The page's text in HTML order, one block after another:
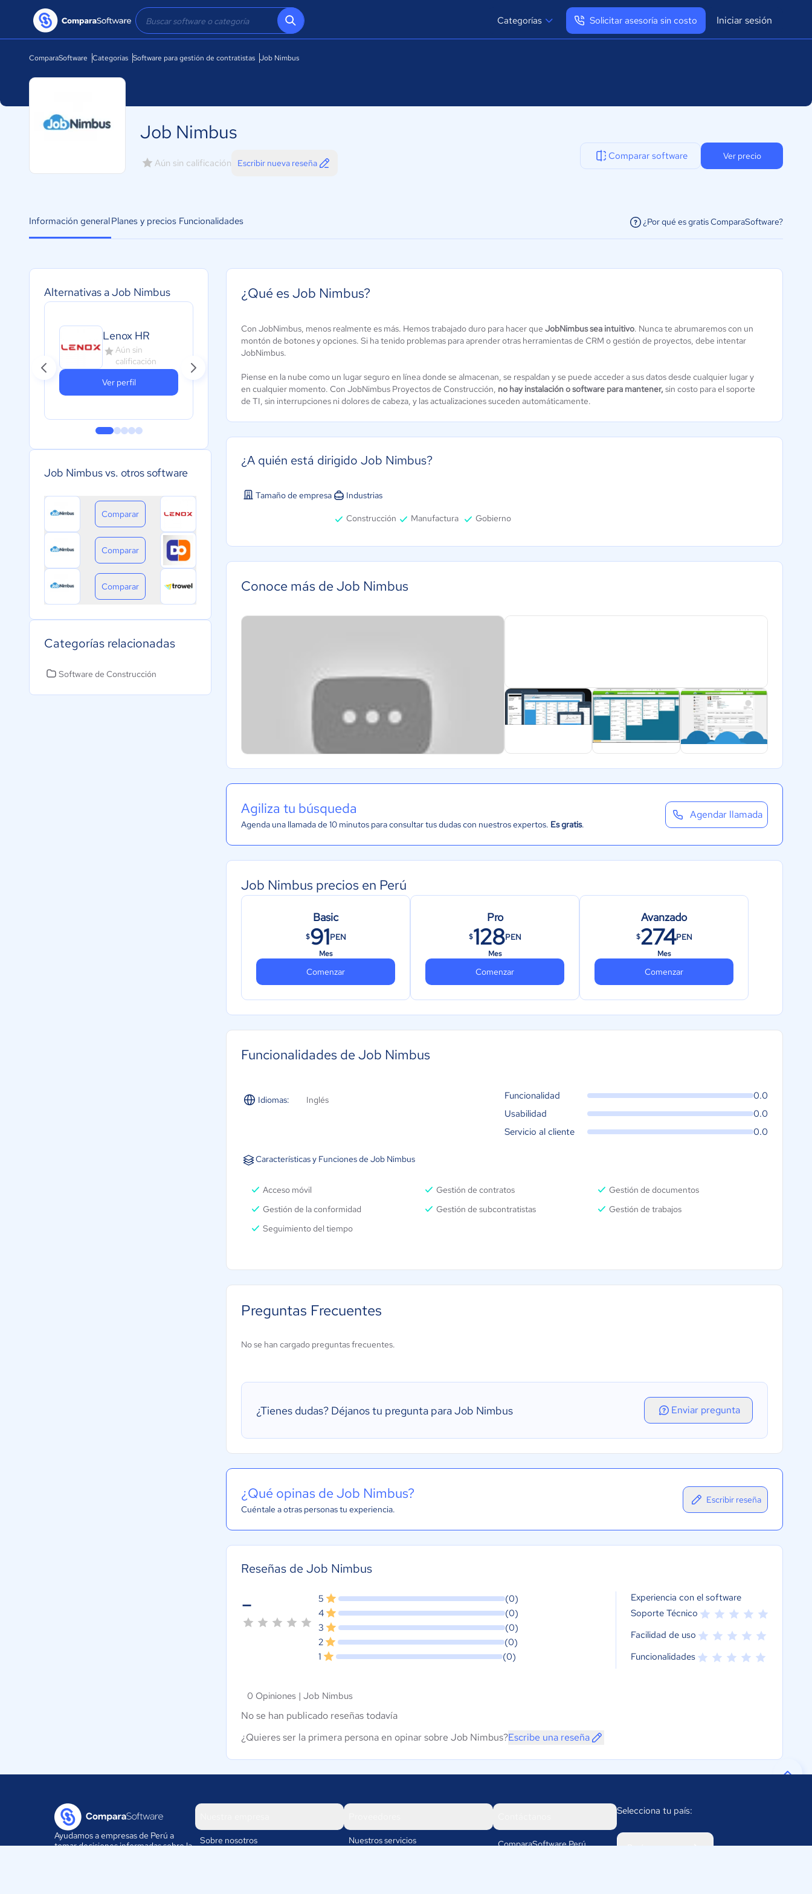
Categorías Solicitar asesoría sin costo Iniciar sesión
ComparaSoftware Categorías Software para gestión de contratistas Job Nimbus
Job Nimbus
Aún sin calificación Escribir nueva reseña
Comparar software Ver precio
Información generalPlanes y precios Funcionalidades ¿Por qué es gratis ComparaSoftware?
Alternativas a Job Nimbus
Lenox HR
Aún sin
calificación
Ver perfil
DataObra
Construcción
Trowelapp
Jobber
Servicios de
SQL Obras
Job Nimbus vs. otros software
Comparar
Comparar
Comparar
Categorías relacionadas
Software de Construcción
¿Qué es Job Nimbus?
Con JobNimbus, menos realmente es más. Hemos trabajado duro para hacer que JobNimbus sea intuitivo. Nunca te abrumaremos con un
montón de botones y opciones. Si ha tenido problemas para aprender otras herramientas de CRM o gestión de proyectos, debe intentar
JobNimbus.
Piense en la nube como un lugar seguro en línea donde se almacenan, se respaldan y se puede acceder a sus datos desde cualquier lugar y
en cualquier momento. Con JobNimbus Proyectos de Construcción, no hay instalación o software para mantener, sin costo para el soporte
de TI, sin interrupciones ni dolores de cabeza, y las actualizaciones suceden automáticamente.
¿A quién está dirigido Job Nimbus?
Tamaño de empresa Industrias
Construcción Manufactura Gobierno
Conoce más de Job Nimbus
Agiliza tu búsqueda
Agenda una llamada de 10 minutos para consultar tus dudas con nuestros expertos. Es gratis.
Agendar llamada
Job Nimbus precios en Perú
Basic
$91PEN
Mes
Comenzar
Pro
$128PEN
Mes
Comenzar
Avanzado
$274PEN
Mes
Comenzar
Funcionalidades de Job Nimbus
Idiomas: Inglés Funcionalidad
0.0
Usabilidad
0.0
Servicio al cliente
0.0
Características y Funciones de Job Nimbus
Acceso móvil Gestión de contratos
Gestión de documentos
Gestión de la conformidad
Gestión de subcontratistas
Gestión de trabajos
Seguimiento del tiempo
Preguntas Frecuentes
No se han cargado preguntas frecuentes.
¿Tienes dudas? Déjanos tu pregunta para Job Nimbus Enviar pregunta
¿Qué opinas de Job Nimbus?
Cuéntale a otras personas tu experiencia.
Escribir reseña
Reseñas de Job Nimbus
- 5
(0)
4
(0)
3
(0)
2
(0)
1
(0)
Experiencia con el software
Soporte Técnico
Facilidad de uso
Funcionalidades
0 Opiniones | Job Nimbus
No se han publicado reseñas todavía
¿Quieres ser la primera persona en opinar sobre Job Nimbus?Escribe una reseña
Ayudamos a empresas de Perú a
tomar decisiones informadas sobre la
Sobre nosotros
Nuestros servicios
ComparaSoftware Perú
Selecciona tu país: